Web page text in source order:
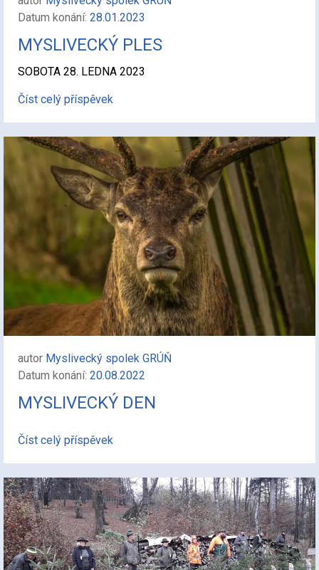
Datum konání: 28.01.2023
MYSLIVECKÝ PLES
SOBOTA 28. LEDNA 2023
Číst celý příspěvek
autor Myslivecký spolek GRÚŇ
Datum konání: 20.08.2022
MYSLIVECKÝ DEN
Číst celý příspěvek